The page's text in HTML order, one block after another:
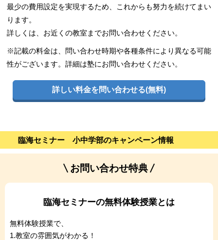
最少の費用設定を実現するため、これからも努力を続けてまい
ります。
詳しくは、お近くの教室までお問い合わせください。
※記載の料金は、問い合わせ時期や各種条件により異なる可能
性がございます。詳細は塾にお問い合わせください。
詳しい料金を問い合わせる(無料)
臨海セミナー 小中学部のキャンペーン情報
お問い合わせ特典
臨海セミナーの無料体験授業とは
無料体験授業で、
1.教室の雰囲気がわかる！